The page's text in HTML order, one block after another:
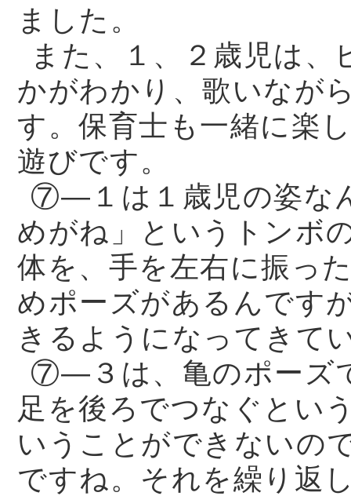
ました。
また、１、２歳児は
かがわかり、歌いなが
す。保育士も一緒に楽
遊びです。
⑦—１は１歳児の姿な
めがね」というトンボ
体を、手を左右に振っ
めポーズがあるんです
きるようになってきて
⑦—３は、亀のポーズ
足を後ろでつなぐとい
いうことができないの
ですね。それを繰り返